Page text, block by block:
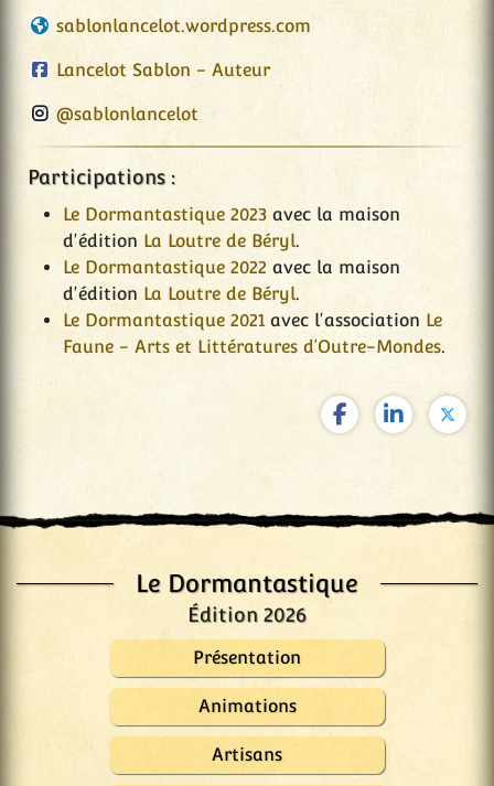
Le Dormantastique
Édition 2026
Présentation
Animations
Artisans
sablonlancelot.wordpress.com
Lancelot Sablon - Auteur
@sablonlancelot
Participations :
Le Dormantastique 2023 avec la maison
d'édition La Loutre de Béryl.
Le Dormantastique 2022 avec la maison
d'édition La Loutre de Béryl.
Le Dormantastique 2021 avec l'association Le
Faune - Arts et Littératures d’Outre-Mondes.